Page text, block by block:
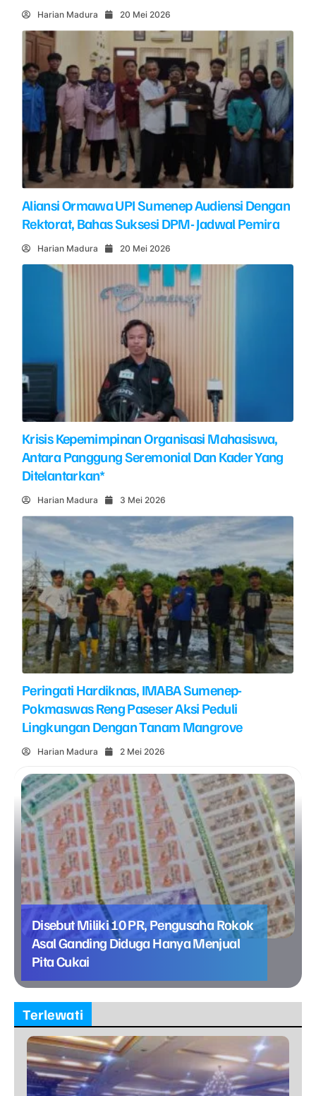
Harian Madura 20 Mei 2026
Aliansi Ormawa UPI Sumenep Audiensi Dengan
Rektorat, Bahas Suksesi DPM- Jadwal Pemira
Harian Madura 20 Mei 2026
Krisis Kepemimpinan Organisasi Mahasiswa,
Antara Panggung Seremonial Dan Kader Yang
Ditelantarkan*
Harian Madura 3 Mei 2026
Peringati Hardiknas, IMABA Sumenep-
Pokmaswas Reng Paseser Aksi Peduli
Lingkungan Dengan Tanam Mangrove
Harian Madura 2 Mei 2026
Disebut Miliki 10 PR, Pengusaha Rokok
Asal Ganding Diduga Hanya Menjual
Pita Cukai
Terlewati